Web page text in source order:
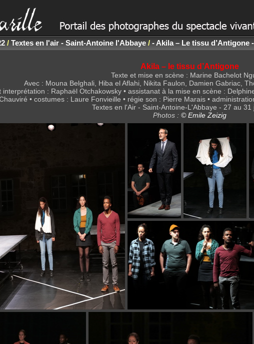
/ Textes en l'air - Saint-Antoine l'Abbaye/ - Akila – Le tissu d’Antigone
Akila – le tissu d’Antigone
Texte et mise en scène : Marine Bachelot
Avec : Mouna Belghali, Hiba el Aflahi, Nikita Faulon, Damien Gabriac,
interprétation : Raphaël Otchakowsky • assistanat à la mise en scène :
• costumes : Laure Fonvieille • régie son : Pierre Marais •
Textes en l'Air - Saint-Antoine-L'Abbaye - 27 au 31
Photos : © Emile Zeizig